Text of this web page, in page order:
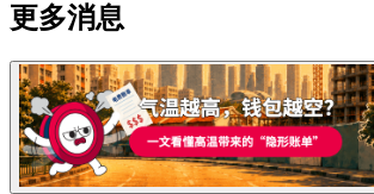
更多消息